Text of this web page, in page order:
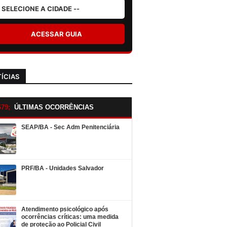
ACESSAR GUIA
ÚLTIMAS OCORRÊNCIAS
SEAP/BA - Sec Adm Penitenciária
PRF/BA - Unidades Salvador
Atendimento psicológico após
ocorrências críticas: uma medida
de proteção ao Policial Civil